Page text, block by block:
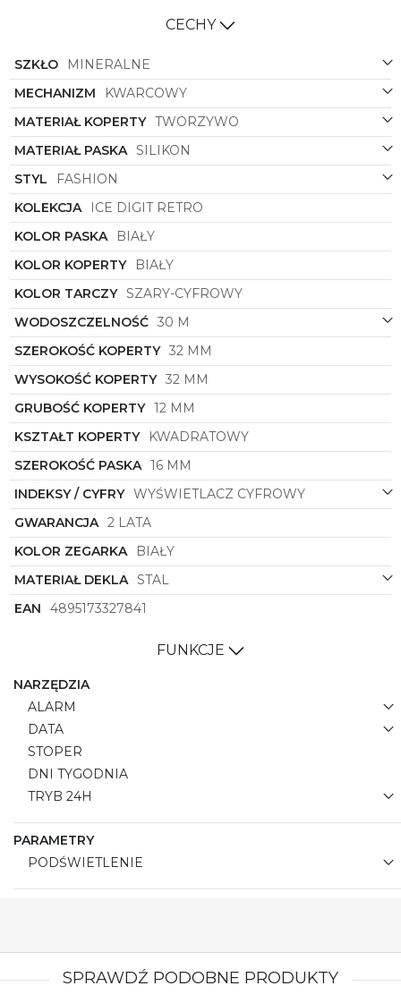
Koperta z tworzywa w kształcie kwadratu nadaje
który z pewnością przyciągnie uwagę wielbicieli
mody. Biały kolor paska i koperty dodaje zegarkowi
lekkości i świeżości, idealnie komponując się z szaro-
cyfrową tarczą.
Tarcza zegarka jest nie tylko funkcjonalna, ale także
estetyczna. Cyfrowe wyświetlanie czasu sprawia, że
odczytanie godziny staje się łatwe i szybkie, co jest
szczególnie przydatne w szybkim tempie życia
współczesnych kobiet.
Zegarek damskiIce-Watch
ale również wyraz osobistego stylu i gustu. Dzięki
swojej uniwersalności, doskonale sprawdzi się
zarówno na co dzień, jak i od święta, dodając każdej
stylizacji niepowtarzalnego charakteru i klasy.
Jeśli szukasz zegarka, który nie tylko podkreśli
Twoją indywidualność, ale także spełni wszystkie
oczekiwania co do jakości i designu, tozegarek
damskiIce-Watcho symbolu
spełni Twoje oczekiwania. Bądź trendy, bądź stylowa,
bądź sobą z zegarkiemIce-Watch
CECHY
SZKŁO
MINERALNE
MECHANIZM
KWARCOWY
MATERIAŁ KOPERTY TWORZYWO
MATERIAŁ PASKA SILIKON
STYL
FASHION
KOLEKCJA
ICE DIGIT RETRO
KOLOR PASKA
BIAŁY
KOLOR KOPERTY
BIAŁY
KOLOR TARCZY SZARY-CYFROWY
WODOSZCZELNOŚĆ 30 M
SZEROKOŚĆ KOPERTY 32 MM
WYSOKOŚĆ KOPERTY 32 MM
GRUBOŚĆ KOPERTY 12 MM
KSZTAŁT KOPERTY
KWADRATOWY
SZEROKOŚĆ PASKA 16 MM
INDEKSY / CYFRY WYŚWIETLACZ CYFROWY
GWARANCJA 2 LATA
KOLOR ZEGARKA
BIAŁY
MATERIAŁ DEKLA STAL
EAN
4895173327841
FUNKCJE
NARZĘDZIA
ALARM
DATA
STOPER
DNI TYGODNIA
TRYB 24H
PARAMETRY
PODŚWIETLENIE
SPRAWDŹ PODOBNE PRODUKTY